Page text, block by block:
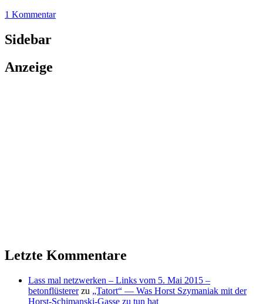
1 Kommentar
Sidebar
Anzeige
Letzte Kommentare
Lass mal netzwerken – Links vom 5. Mai 2015 –
betonflüstererzu „Tatort“ — Was Horst Szymaniak mit der
Horst-Schimanski-Gasse zu tun hat